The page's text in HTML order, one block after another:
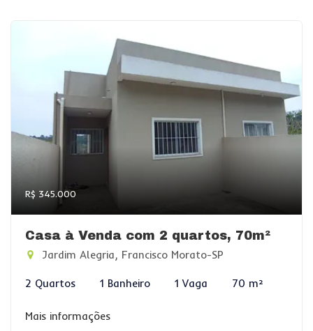
R$ 345.000
Casa à Venda com 2 quartos, 70m²
Jardim Alegria, Francisco Morato-SP
2 Quartos 1 Banheiro 1 Vaga 70 m²
Mais informações